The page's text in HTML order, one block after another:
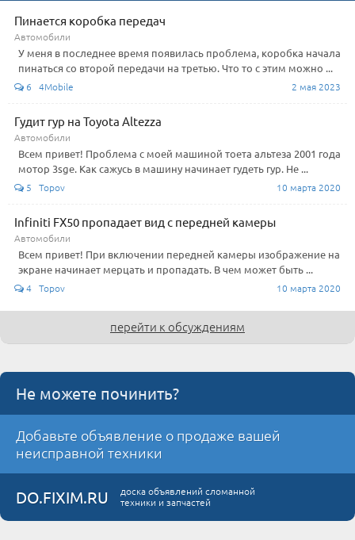
Пинается коробка передач
Автомобили
У меня в последнее время появилась проблема, коробка начала
пинаться со второй передачи на третью. Что то с этим можно ...
6 4Mobile 2 мая 2023
Гудит гур на Toyota Altezza
Автомобили
Всем привет! Проблема с моей машиной тоета альтеза 2001 года
мотор 3sge. Как сажусь в машину начинает гудеть гур. Не ...
5 Topov 10 марта 2020
Infiniti FX50 пропадает вид с передней камеры
Автомобили
Всем привет! При включении передней камеры изображение на
экране начинает мерцать и пропадать. В чем может быть ...
4 Topov 10 марта 2020
перейти к обсуждениям
Не можете починить?
Добавьте объявление о продаже вашей
неисправной техники
DO.FIXIM.RU
доска объявлений сломанной
техники и запчастей